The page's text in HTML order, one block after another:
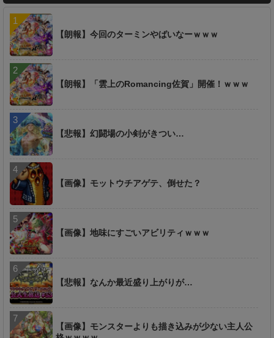
【朗報】今回のターミンやばいなーｗｗｗ
【朗報】「雲上のRomancing佐賀」開催！ｗｗｗ
【悲報】幻闘場の小剣がきつい…
【画像】モットウチアゲテ、倒せた？
【画像】地味にすごいアビリティｗｗｗ
【悲報】なんか最近盛り上がりが…
【画像】モンスターよりも描き込みが少ない主人公